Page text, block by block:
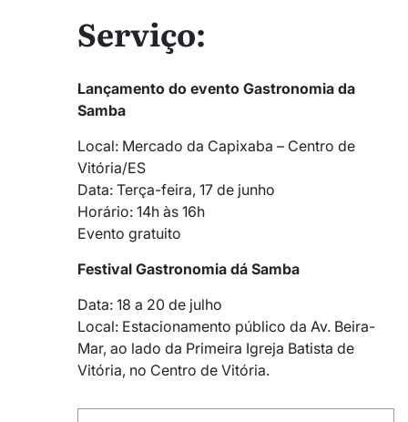
Serviço:
Lançamento do evento Gastronomia da
Samba
Local: Mercado da Capixaba – Centro de
Vitória/ES
Data: Terça-feira, 17 de junho
Horário: 14h às 16h
Evento gratuito
Festival Gastronomia dá Samba
Data: 18 a 20 de julho
Local: Estacionamento público da Av. Beira-
Mar, ao lado da Primeira Igreja Batista de
Vitória, no Centro de Vitória.